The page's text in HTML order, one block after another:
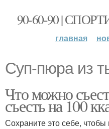
90-60-90 |
главная
Суп-пюра из
Что можно
съесть на 100
Сохраните это себе, чтобы